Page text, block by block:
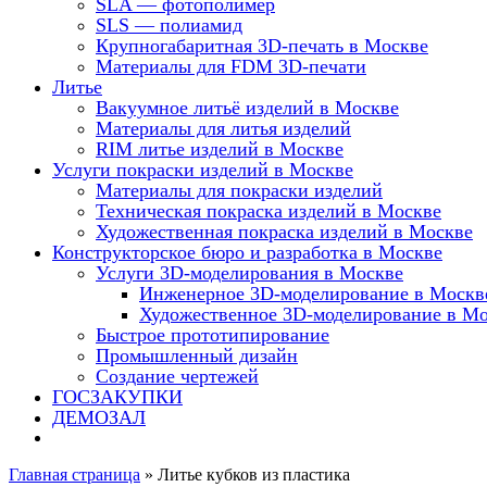
SLA — фотополимер
SLS — полиамид
Крупногабаритная 3D-печать в Москве
Материалы для FDM 3D-печати
Литье
Вакуумное литьё изделий в Москве
Материалы для литья изделий
RIM литье изделий в Москве
Услуги покраски изделий в Москве
Материалы для покраски изделий
Техническая покраска изделий в Москве
Художественная покраска изделий в Москве
Конструкторское бюро и разработка в Москве
Услуги 3D-моделирования в Москве
Инженерное 3D-моделирование в
Художественное 3D-моделирование в
Быстрое прототипирование
Промышленный дизайн
Создание чертежей
ГОСЗАКУПКИ
ДЕМОЗАЛ
Главная страница » Литье кубков из пластика